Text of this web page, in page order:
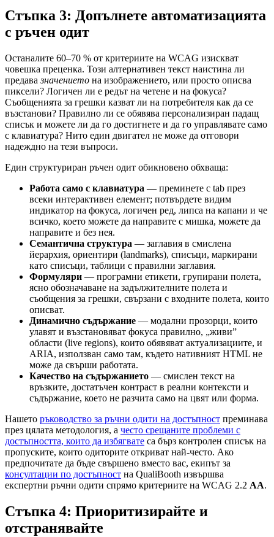
Стъпка 3: Допълнете автоматизацията
с ръчен одит
Останалите 60–70 % от критериите на WCAG изискват
човешка преценка. Този алтернативен текст наистина ли
предавазначението на изображението, или просто описва
пиксели? Логичен ли е редът на четене и на фокуса?
Съобщенията за грешки казват ли на потребителя как да се
възстанови? Правилно ли се обявява персонализиран падащ
списък и можете ли да го достигнете и да го управлявате само
с клавиатура? Нито един двигател не може да отговори
надеждно на тези въпроси.
Един структуриран ръчен одит обикновено обхваща:
Работа само с клавиатура — преминете с tab през
всеки интерактивен елемент; потвърдете видим
индикатор на фокуса, логичен ред, липса на капани и че
всичко, което можете да направите с мишка, можете да
направите и без нея.
Семантична структура — заглавия в смислена
йерархия, ориентири (landmarks), списъци, маркирани
като списъци, таблици с правилни заглавия.
Формуляри — програмни етикети, групирани полета,
ясно обозначаване на задължителните полета и
съобщения за грешки, свързани с входните полета, които
описват.
Динамично съдържание — модални прозорци, които
улавят и възстановяват фокуса правилно, „живи”
области (live regions), които обявяват актуализациите, и
ARIA, използван само там, където нативният HTML не
може да свърши работата.
Качество на съдържанието — смислен текст на
връзките, достатъчен контраст в реални контексти и
съдържание, което не разчита само на цвят или форма.
Нашето ръководство за ръчни одити на достъпност преминава
през цялата методология, а често срещаните проблеми с
достъпността, които да избягвате са бърз контролен списък на
пропуските, които одиторите откриват най-често. Ако
предпочитате да бъде свършено вместо вас, екипът за
консултации по достъпност на QualiBooth извършва
експертни ръчни одити спрямо критериите на WCAG 2.2 AA.
Стъпка 4: Приоритизирайте и
отстранявайте